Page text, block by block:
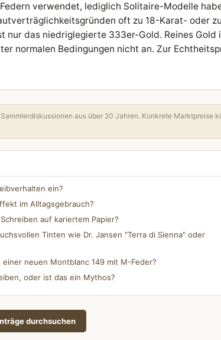
verwendet, lediglich Solitaire-Modelle
oft zu 18-Karat- oder zu
nur das niedriglegierte 333er-Gold. Reines Gold
normalen Bedingungen nicht an. Zur
aus über 20 Jahren. Konkrete Marktpreise
ein?
im Alltagsgebrauch?
auf kariertem Papier?
Tinten wie Dr. Jansen "Terra di Sienna" oder
neuen Montblanc 149 mit M-Feder?
oder ist das ein Mythos?
durchsuchen